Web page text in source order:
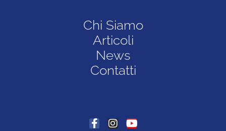
Chi Siamo
Articoli
News
Contatti